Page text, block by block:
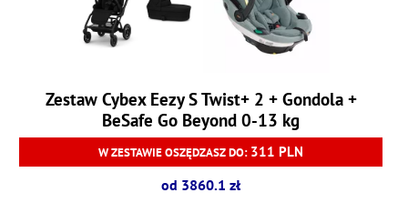
Zestaw Cybex Eezy S Twist+ 2 + Gondola +
BeSafe Go Beyond 0-13 kg
W ZESTAWIE OSZĘDZASZ DO: 311 PLN
od 3860.1 zł